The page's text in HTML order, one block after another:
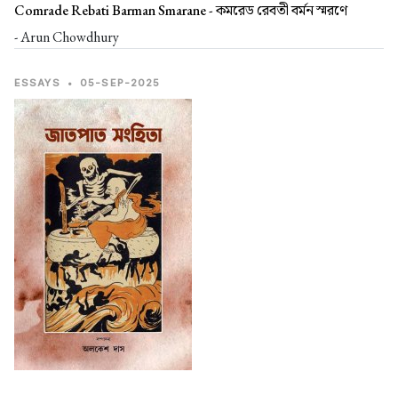
Comrade Rebati Barman Smarane -কমরেড রেবতী বর্মন স্মরণে
- Arun Chowdhury
ESSAYS • 05-SEP-2025